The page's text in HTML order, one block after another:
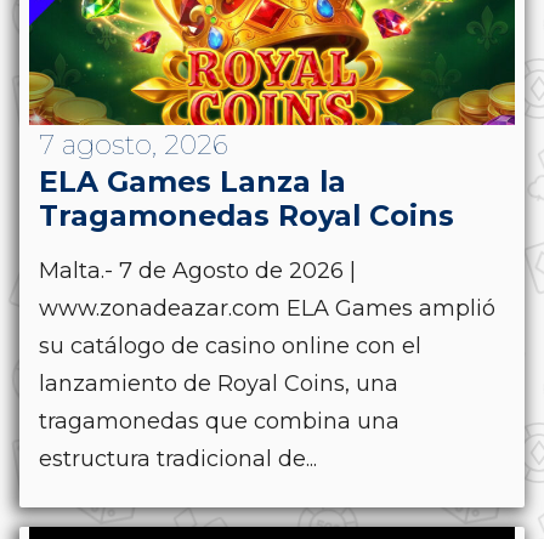
7 agosto, 2026
ELA Games Lanza la
Tragamonedas Royal Coins
Malta.- 7 de Agosto de 2026 |
www.zonadeazar.com ELA Games amplió
su catálogo de casino online con el
lanzamiento de Royal Coins, una
tragamonedas que combina una
estructura tradicional de...